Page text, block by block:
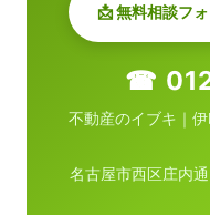
📩 無料相談フ
☎
不動産のイブキ｜
名古屋市西区庄内